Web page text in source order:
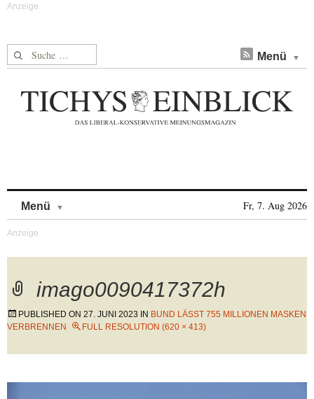
Suche nach: Menü
Menü Fr, 7. Aug 2026
imago0090417372h
PUBLISHED ON 27. JUNI 2023 IN BUND LÄSST 755 MILLIONEN MASKEN
VERBRENNEN
FULL RESOLUTION (620 × 413)